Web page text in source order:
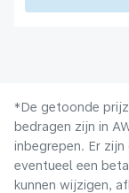
*De getoonde
bedragen zijn in
inbegrepen. Er
eventueel een
kunnen wijzigen,